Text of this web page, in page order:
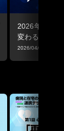
2026年改定
変わるのか
2026/04/02